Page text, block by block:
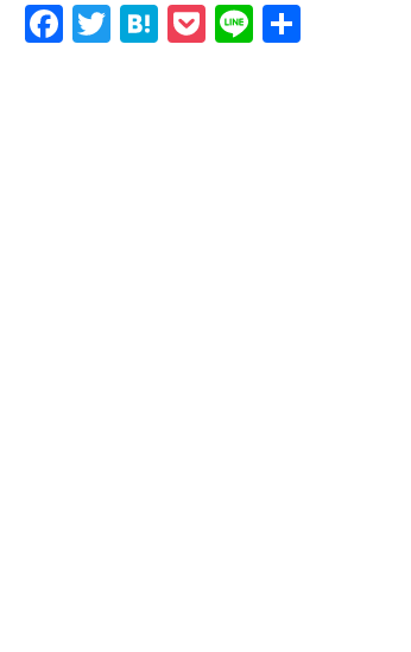
Facebook
TwitterHatena
Pocket
Line